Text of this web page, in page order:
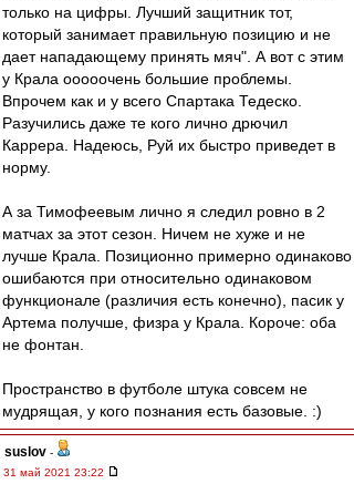
только на цифры. Лучший защитник тот,
который занимает правильную позицию и не
дает нападающему принять мяч". А вот с этим
у Крала ооооочень большие проблемы.
Впрочем как и у всего Спартака Тедеско.
Разучились даже те кого лично дрючил
Каррера. Надеюсь, Руй их быстро приведет в
норму.
А за Тимофеевым лично я следил ровно в 2
матчах за этот сезон. Ничем не хуже и не
лучше Крала. Позиционно примерно одинаково
ошибаются при относительно одинаковом
функционале (различия есть конечно), пасик у
Артема получше, физра у Крала. Короче: оба
не фонтан.
Пространство в футболе штука совсем не
мудрящая, у кого познания есть базовые. :)
suslov -
31 май 2021 23:22